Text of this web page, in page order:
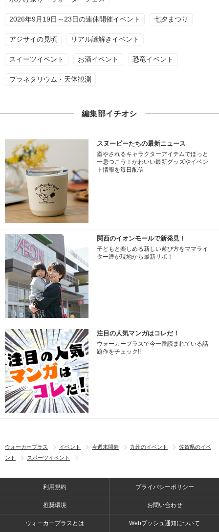
2026年9月19日～23日の連休開催イベント 七夕まつり
アジサイの見頃 リアル謎解きイベント
スイーツイベント お酒イベント 恐竜イベント
プラネタリウム・天体観測
編集部イチオシ
スヌーピーたちの最新ニュース
癒やされるキャラクターアイテムでほっと
一息つこう！かわいい最新グッズやイベン
ト情報を毎日配信
関西のイオンモールで新発見！
子どもと楽しめる新しい遊び方をママライ
ター達が現地から最新リポ！
注目の人気マンガはコレだ！
ウォーカープラスで今一番読まれている話
題作をチェック!!
ウォーカープラス イベント 今週末開催 九州のイベント
佐賀県のイベ
ント
スポーツイベント
利用規約 プライバシーポリシー
推奨環境 お問い合わせ
ウォーカープラスとは Webプッシュ通知について